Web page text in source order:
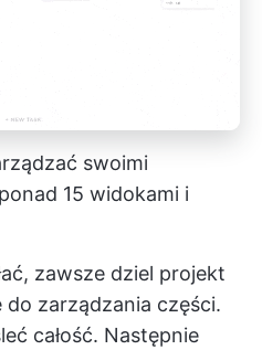
swoimi
15 widokami i
zawsze dziel projekt
do zarządzania części.
całość. Następnie